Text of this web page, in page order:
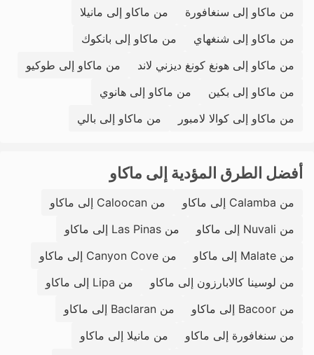
من ماكاو إلى سنغافورة
من ماكاو إلى مانيلا
من ماكاو إلى شنغهاي
من ماكاو إلى بانكوك
من ماكاو إلى هونغ كونغ ديزني لاند
من ماكاو إلى طوكيو
من ماكاو إلى بكين
من ماكاو إلى هانوي
من ماكاو إلى كوالا لامبور
من ماكاو إلى بالي
أفضل الطرق المؤدية إلى ماكاو
من Calamba إلى ماكاو
من Caloocan إلى ماكاو
من Nuvali إلى ماكاو
من Las Pinas إلى ماكاو
من Malate إلى ماكاو
من Canyon Cove إلى ماكاو
من لوسينا كالابارزون إلى ماكاو
من Lipa إلى ماكاو
من Bacoor إلى ماكاو
من Baclaran إلى ماكاو
من سنغافورة إلى ماكاو
من مانيلا إلى ماكاو